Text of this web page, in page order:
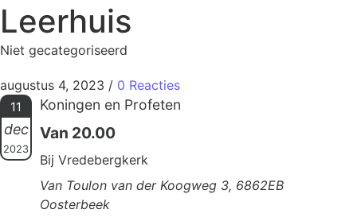
Leerhuis
Niet gecategoriseerd
augustus 4, 2023 / 0 Reacties
11
dec
2023
Koningen en Profeten
Van 20.00
Bij Vredebergkerk
Van Toulon van der Koogweg 3, 6862EB
Oosterbeek